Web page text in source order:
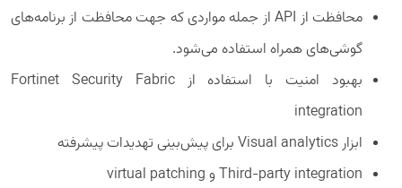
محافظت از API از جمله مواردی که جهت محافظت از برنامه‌های
گوشی‌های همراه استفاده می‌شود.
بهبود امنیت با استفاده از Fortinet Security Fabric
integration
ابزار Visual analytics برای پیش‌بینی تهدیدات پیشرفته
Third-party integration و virtual patching